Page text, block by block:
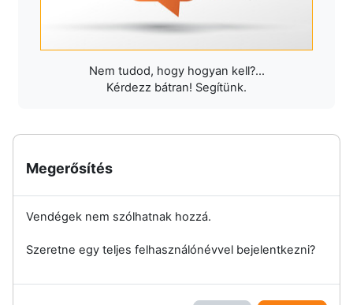
Nem tudod, hogy hogyan kell?...
Kérdezz bátran! Segítünk.
Megerősítés
Vendégek nem szólhatnak hozzá.
Szeretne egy teljes felhasználónévvel bejelentkezni?